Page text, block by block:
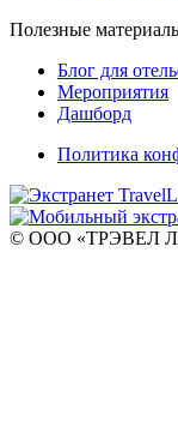
Полезные
Блог для
Мероприятия
Дашборд
Политика
© ООО «ТРЭВЕЛ